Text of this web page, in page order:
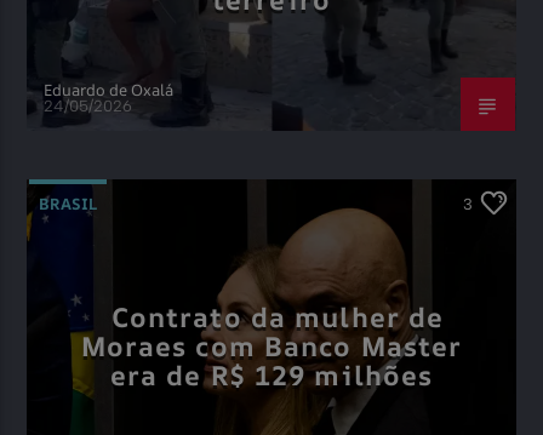
Eduardo de Oxalá
24/05/2026
BRASIL 3
Contrato da mulher de
Moraes com Banco Master
era de R$ 129 milhões